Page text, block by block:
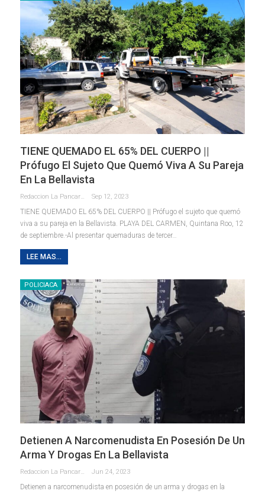
TIENE QUEMADO EL 65% DEL CUERPO ||
Prófugo El Sujeto Que Quemó Viva A Su Pareja
En La Bellavista
Redaccion La Pancarta De Quintana Roo Sep 12, 2023
TIENE QUEMADO EL 65% DEL CUERPO || Prófugo el sujeto que quemó
viva a su pareja en la Bellavista. PLAYA DEL CARMEN, Quintana Roo, 12
de septiembre.-Al presentar quemaduras de tercer…
LEE MAS...
POLICIACA
Detienen A Narcomenudista En Posesión De Un
Arma Y Drogas En La Bellavista
Redaccion La Pancarta De Quintana Roo Jun 24, 2023
Detienen a narcomenudista en posesión de un arma y drogas en la